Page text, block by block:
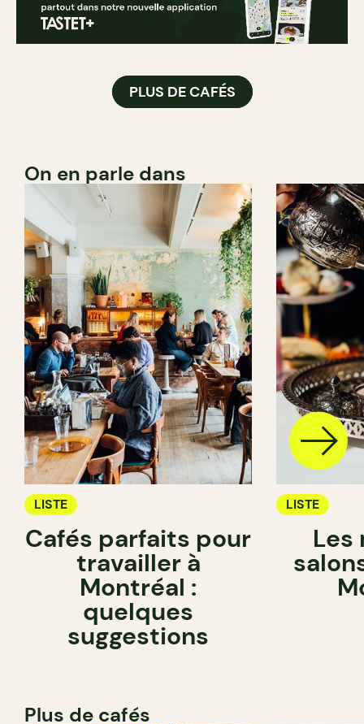
PLUS DE CAFÉS
On en parle dans
LISTE
Cafés parfaits pour
travailler à
Montréal :
quelques
suggestions
LISTE
Les
Plus de cafés